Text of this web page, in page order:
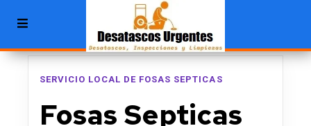
SERVICIO LOCAL DE FOSAS SEPTICAS
Fosas Septicas